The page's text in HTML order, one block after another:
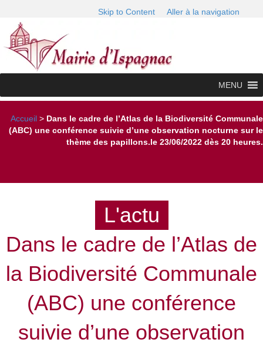
Skip to Content Aller à la navigation
MENU
Accueil > Dans le cadre de l’Atlas de la Biodiversité Communale
(ABC) une conférence suivie d’une observation nocturne sur le
thème des papillons.le 23/06/2022 dès 20 heures.
L'actu
Dans le cadre de l’Atlas de
la Biodiversité Communale
(ABC) une conférence
suivie d’une observation